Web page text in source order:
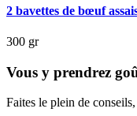
2 bavettes de bœuf
300 gr
Vous y prendrez
Faites le plein de